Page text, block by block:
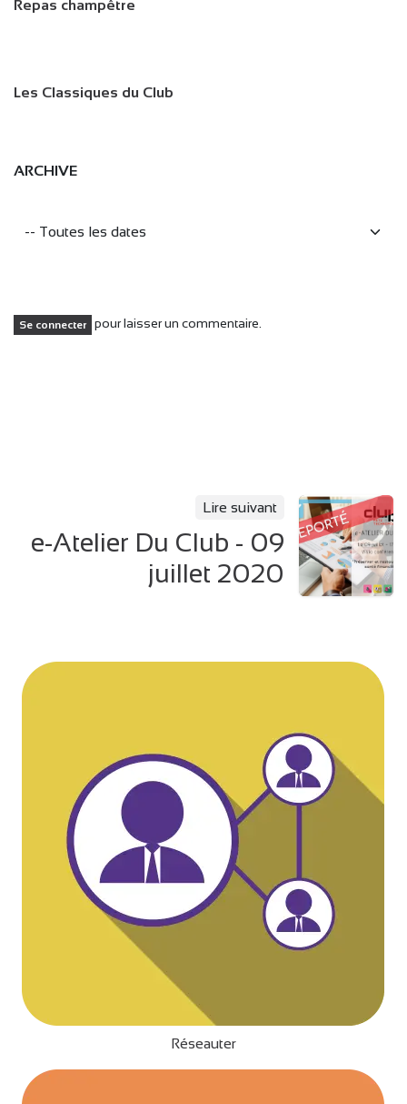
Repas champêtre
Les Classiques du Club
ARCHIVE
Se connecter pour laisser un commentaire.
Lire suivant
e-Atelier Du Club - 09
juillet 2020
Réseauter